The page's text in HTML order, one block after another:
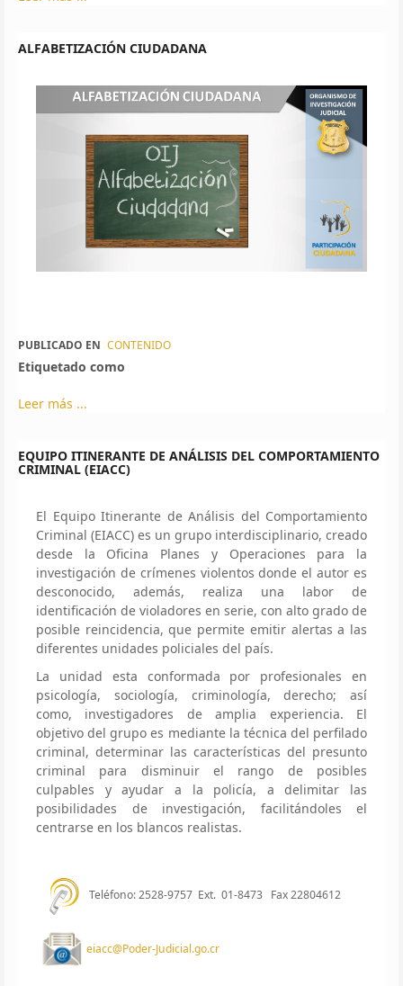
ALFABETIZACIÓN CIUDADANA
PUBLICADO EN CONTENIDO
Etiquetado como
Leer más ...
EQUIPO ITINERANTE DE ANÁLISIS DEL COMPORTAMIENTO
CRIMINAL (EIACC)
El Equipo Itinerante de Análisis del Comportamiento
Criminal (EIACC) es un grupo interdisciplinario, creado
desde la Oficina Planes y Operaciones para la
investigación de crímenes violentos donde el autor es
desconocido, además, realiza una labor de
identificación de violadores en serie, con alto grado de
posible reincidencia, que permite emitir alertas a las
diferentes unidades policiales del país.
La unidad esta conformada por profesionales en
psicología, sociología, criminología, derecho; así
como, investigadores de amplia experiencia. El
objetivo del grupo es mediante la técnica del perfilado
criminal, determinar las características del presunto
criminal para disminuir el rango de posibles
culpables y ayudar a la policía, a delimitar las
posibilidades de investigación, facilitándoles el
centrarse en los blancos realistas.
Teléfono: 2528-9757 Ext. 01-8473 Fax 22804612
eiacc@Poder-Judicial.go.cr